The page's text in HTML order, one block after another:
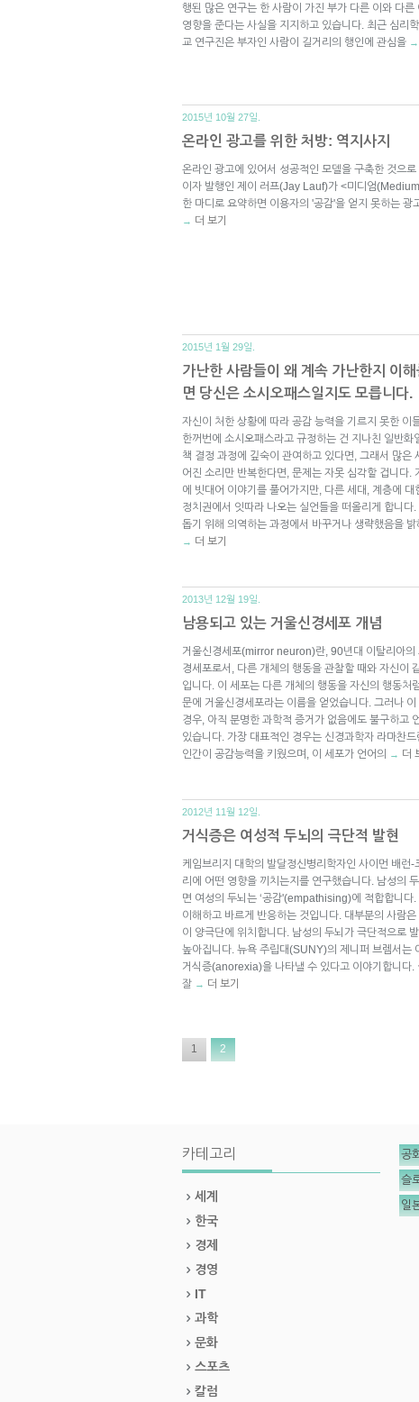
행된 많은 연구는 한 사람이 가진 부가 다른 이와 다른
영향을 준다는 사실을 지지하고 있습니다. 최근 심리
교 연구진은 부자인 사람이 길거리의 행인에 관심을 →
2015년 10월 27일.
온라인 광고를 위한 처방: 역지사지
온라인 광고에 있어서 성공적인 모델을 구축한 것으
이자 발행인 제이 러프(Jay Lauf)가 <미디엄
한 마디로 요약하면 이용자의 '공감'을 얻지 못하는 광
→ 더 보기
2015년 1월 29일.
가난한 사람들이 왜 계속 가난한지 이
면 당신은 소시오패스일지도 모릅니다.
자신이 처한 상황에 따라 공감 능력을 기르지 못한 이
한꺼번에 소시오패스라고 규정하는 건 지나친 일반
책 결정 과정에 깊숙이 관여하고 있다면, 그래서 많은
어진 소리만 반복한다면, 문제는 자못 심각할 겁니다.
에 빗대어 이야기를 풀어가지만, 다른 세대, 계층에
정치권에서 잇따라 나오는 실언들을 떠올리게 합니
돕기 위해 의역하는 과정에서 바꾸거나 생략했음을 밝
→ 더 보기
2013년 12월 19일.
남용되고 있는 거울신경세포 개념
거울신경세포(mirror neuron)란, 90년대 이탈리아의
경세포로서, 다른 개체의 행동을 관찰할 때와 자신이
입니다. 이 세포는 다른 개체의 행동을 자신의 행동처
문에 거울신경세포라는 이름을 얻었습니다. 그러나
경우, 아직 분명한 과학적 증거가 없음에도 불구하고
있습니다. 가장 대표적인 경우는 신경과학자 라마찬
인간이 공감능력을 키웠으며, 이 세포가 언어의
→ 더
2012년 11월 12일.
거식증은 여성적 두뇌의 극단적 발현
케임브리지 대학의 발달정신병리학자인 사이먼 배런
리에 어떤 영향을 끼치는지를 연구했습니다. 남성의
면 여성의 두뇌는 ‘공감'(empathising)에 적합합니다
이해하고 바르게 반응하는 것입니다. 대부분의 사람
이 양극단에 위치합니다. 남성의 두뇌가 극단적으로
높아집니다. 뉴욕 주립대(SUNY)의 제니퍼 브렘서는
거식증(anorexia)을 나타낼 수 있다고 이야기합니다
잘 → 더 보기
1 2
카테고리
세계
한국
경제
경영
IT
과학
문화
스포츠
칼럼
공
슬
일